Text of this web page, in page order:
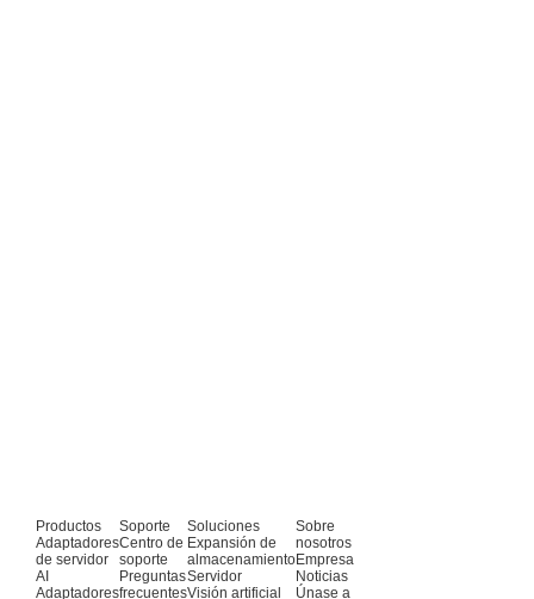
Productos
Adaptadores
de servidor
AI
Adaptadores
Soporte
Centro de
soporte
Preguntas
frecuentes
Soluciones
Expansión de
almacenamiento
Servidor
Visión artificial
Sobre
nosotros
Empresa
Noticias
Únase a